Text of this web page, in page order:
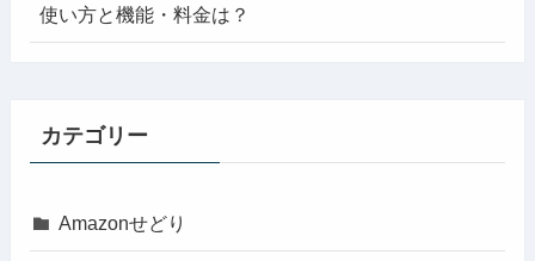
使い方と機能・料金は？
カテゴリー
Amazonせどり